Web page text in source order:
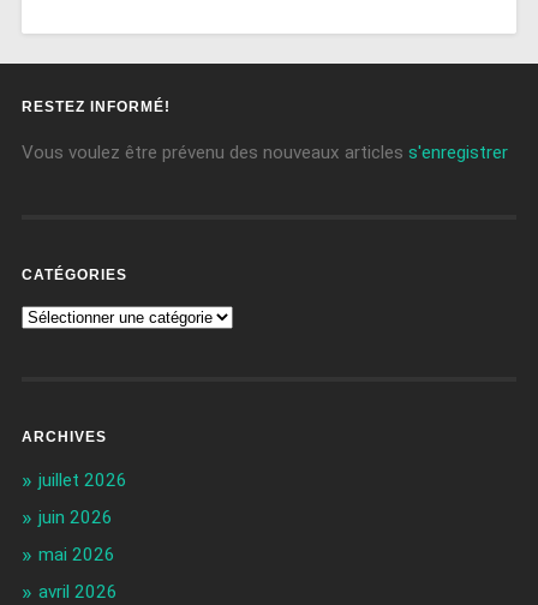
RESTEZ INFORMÉ!
Vous voulez être prévenu des nouveaux articles s'enregistrer
CATÉGORIES
ARCHIVES
juillet 2026
juin 2026
mai 2026
avril 2026